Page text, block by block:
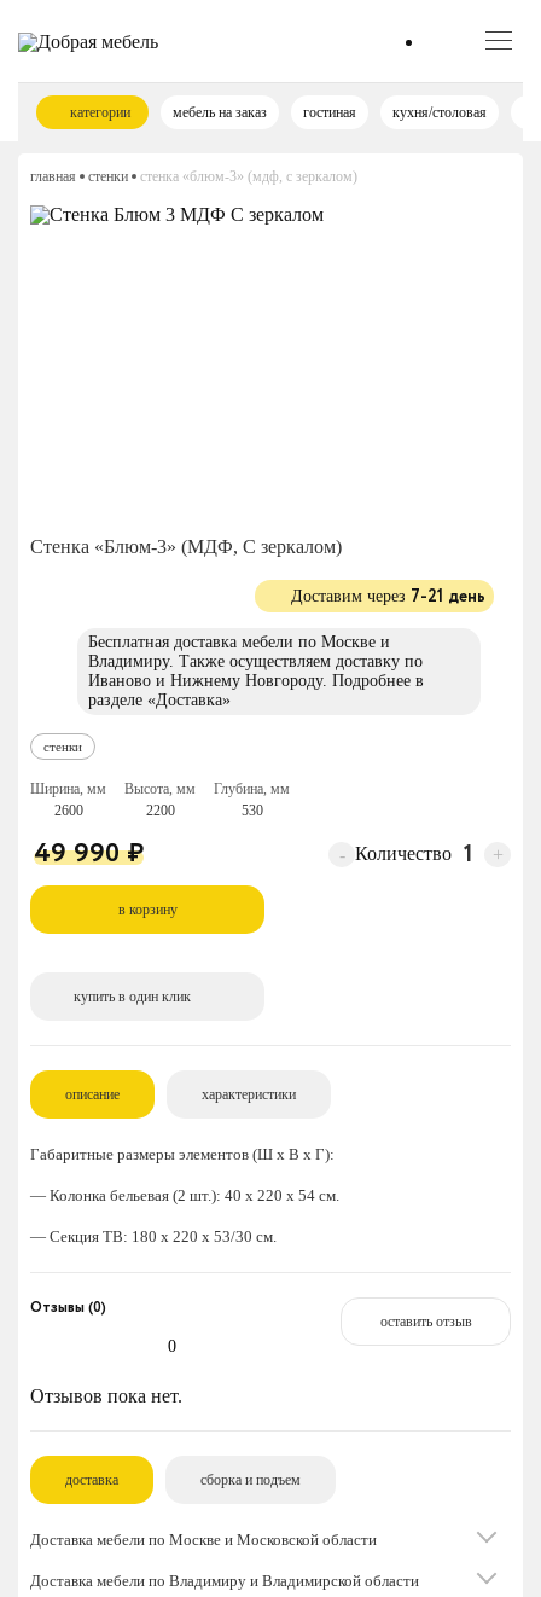
категории мебель на заказ гостиная кухня/столовая
главная стенки стенка «блюм-3» (мдф, с зеркалом)
Стенка «Блюм-3» (МДФ, С зеркалом)
Доставим через 7-21 день
Бесплатная доставка мебели по Москве и
Владимиру. Также осуществляем доставку по
Иваново и Нижнему Новгороду. Подробнее в
разделе «Доставка»
стенки
Ширина, мм
2600
Высота, мм
2200
Глубина, мм
530
49 990₽ - Количество +
в корзину
купить в один клик
описание характеристики
Габаритные размеры элементов (Ш x В x Г):
— Колонка бельевая (2 шт.): 40 x 220 x 54 см.
— Секция ТВ: 180 x 220 x 53/30 см.
Отзывы (0)
0
оставить отзыв
Отзывов пока нет.
доставка сборка и подъем
Доставка мебели по Москве и Московской области
Доставка мебели по Владимиру и Владимирской области